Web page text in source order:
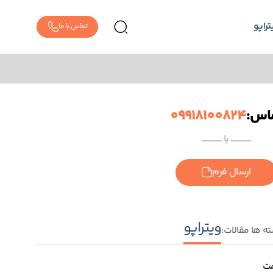
تماس با ما
09918100824
ــــــــــــــــــــــــ یا ــــــــــــــــــــــــ
ارسال فرم
ها مقالات:ویتراپو